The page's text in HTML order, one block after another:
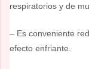
respiratorios y de
– Es conveniente
efecto enfriante.